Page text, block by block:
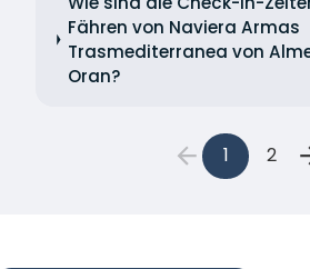
Fähren von Naviera Armas
Trasmediterranea von
Oran?
1 2